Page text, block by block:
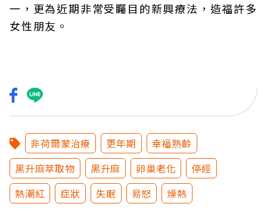
一，更為近期非常受矚目的新興療法，造福許多
女性朋友。
非荷爾蒙治療 更年期
幸福熟齡
黑升麻萃取物
黑升麻 卵巢老化
停經
熱潮紅
症狀 失眠 易怒 燥熱